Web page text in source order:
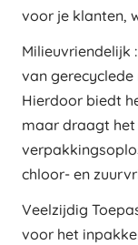
voor je klanten,
Milieuvriendelijk
van gerecyclede
Hierdoor biedt
maar draagt
chloor- en
Veelzijdig
voor het